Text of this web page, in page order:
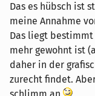
Das es hübsch ist
meine Annahme
Das liegt
mehr gewohnt ist
daher in der
zurecht findet.